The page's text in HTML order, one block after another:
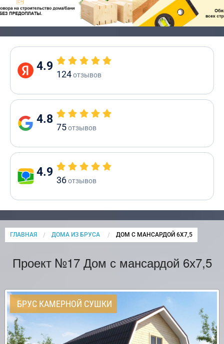
4.9
124отзывов
4.8
75отзывов
4.9
36отзывов
ГЛАВНАЯ ДОМА ИЗ БРУСА CURRENT:
ДОМ С МАНСАРДОЙ 6Х7,5
Проект №17 Дом с мансардой 6х7,5
БРУС КАМЕРНОЙ СУШКИ